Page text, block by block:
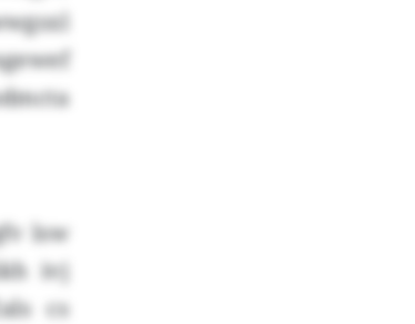
lsw
ivj
cs